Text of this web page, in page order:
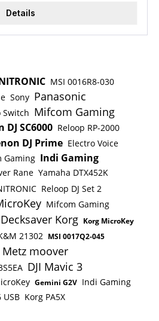
Tischfläche und
= 300mm 1x
Höheneinstellung.
+ 200mm Tisch Breite
(mm): 1080 +/- 40mm
Tiefe (mm): 1000
+ 2x 60mm(Füße) Platte
Lichtgrau Gestell silber
Details
MSI 0016R8-030
Sony Panasonic
Mifcom Gaming
DJ SC6000 Reloop RP-2000
DJ Prime Electro Voice
Gaming Indi Gaming
Rane Yamaha DTX452K
Reloop DJ Set 2
Mifcom Gaming
Decksaver Korg Korg MicroKey
21302 MSI 0017Q2-045
Metz moover
DJI Mavic 3
Gemini G2V Indi Gaming
Korg PA5X